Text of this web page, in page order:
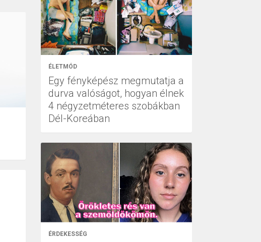
ÉLETMÓD
Egy fényképész megmutatja a
durva valóságot, hogyan élnek
4 négyzetméteres szobákban
Dél-Koreában
ÉRDEKESSÉG